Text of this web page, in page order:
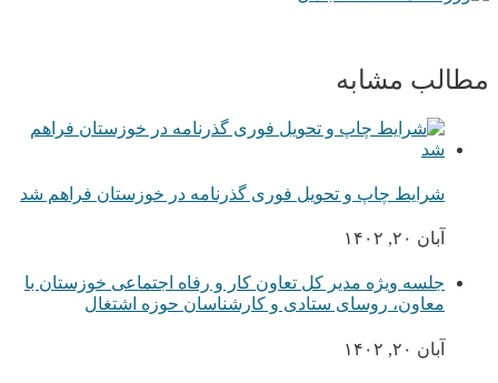
مطالب مشابه
شرایط چاپ و تحویل فوری گذرنامه در خوزستان فراهم شد
آبان ۲۰, ۱۴۰۲
جلسه ویژه مدیر کل تعاون کار و رفاه اجتماعی خوزستان با
معاون، روسای ستادی و کارشناسان حوزه اشتغال
آبان ۲۰, ۱۴۰۲